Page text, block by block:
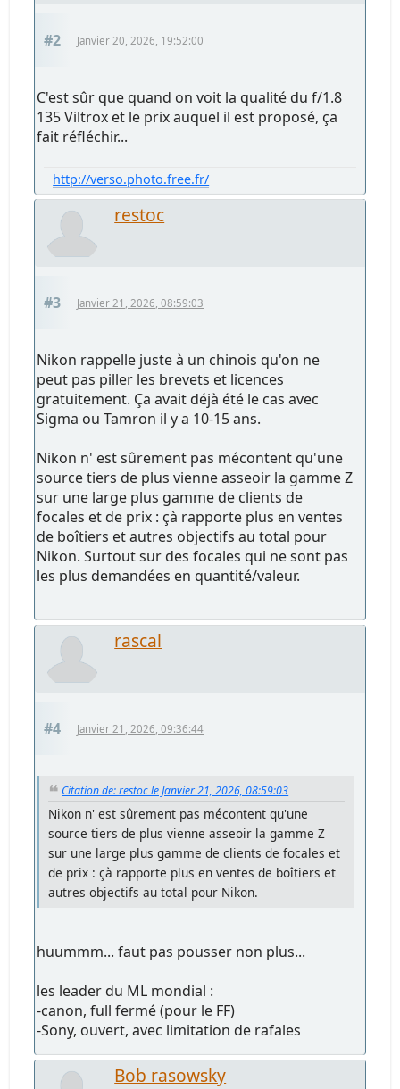
#2 Janvier 20, 2026, 19:52:00
C'est sûr que quand on voit la qualité du f/1.8
135 Viltrox et le prix auquel il est proposé, ça
fait réfléchir...
http://verso.photo.free.fr/
restoc
#3 Janvier 21, 2026, 08:59:03
Nikon rappelle juste à un chinois qu'on ne
peut pas piller les brevets et licences
gratuitement. Ça avait déjà été le cas avec
Sigma ou Tamron il y a 10-15 ans.
Nikon n' est sûrement pas mécontent qu'une
source tiers de plus vienne asseoir la gamme Z
sur une large plus gamme de clients de
focales et de prix : çà rapporte plus en ventes
de boîtiers et autres objectifs au total pour
Nikon. Surtout sur des focales qui ne sont pas
les plus demandées en quantité/valeur.
rascal
#4 Janvier 21, 2026, 09:36:44
Citation de: restoc le Janvier 21, 2026, 08:59:03
Nikon n' est sûrement pas mécontent qu'une
source tiers de plus vienne asseoir la gamme Z
sur une large plus gamme de clients de focales et
de prix : çà rapporte plus en ventes de boîtiers et
autres objectifs au total pour Nikon.
huummm... faut pas pousser non plus...
les leader du ML mondial :
-canon, full fermé (pour le FF)
-Sony, ouvert, avec limitation de rafales
Bob rasowsky